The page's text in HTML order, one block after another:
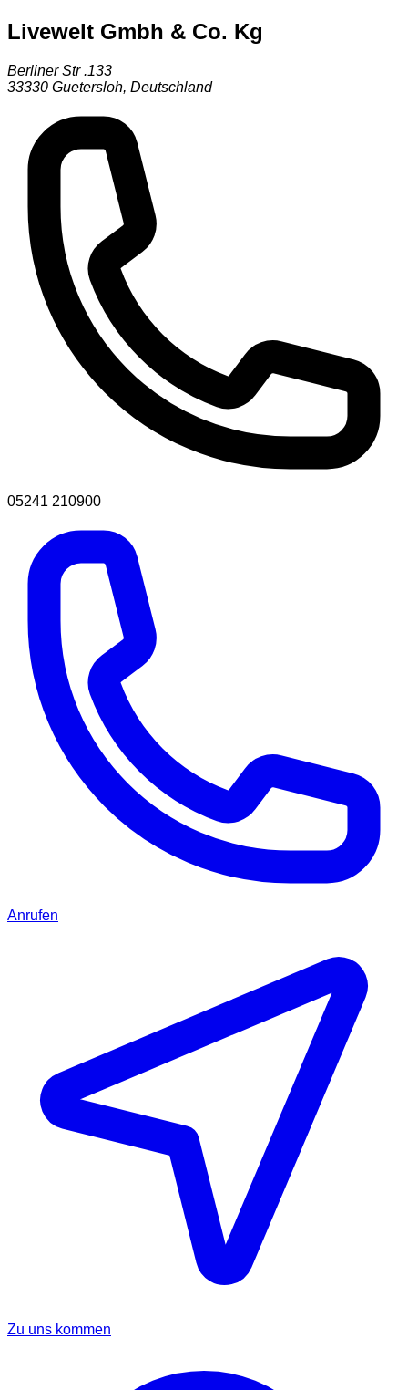
Livewelt Gmbh & Co. Kg
Berliner Str .133
33330 Guetersloh, Deutschland
05241 210900
Anrufen
Zu uns kommen